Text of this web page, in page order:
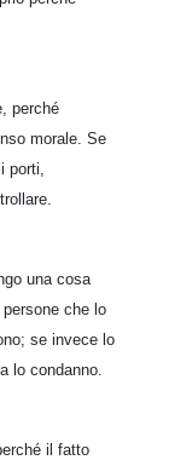
perché
morale. Se
porti,
una cosa
che lo
se invece lo
lo condanno.
il fatto